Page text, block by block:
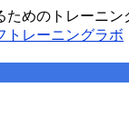
ためのトレーニ
トレーニングラボ